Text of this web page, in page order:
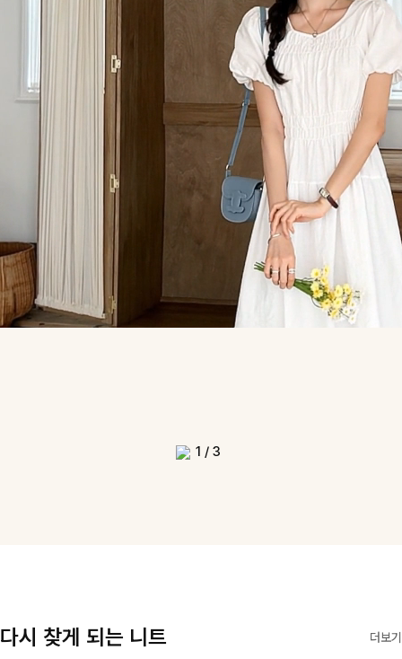
1 / 3
다시 찾게 되는 니트 더보기